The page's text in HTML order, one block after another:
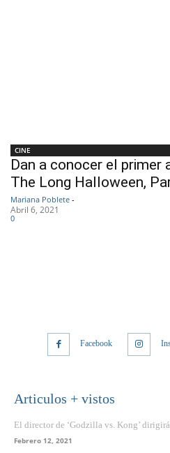
CINE
Dan a conocer el primer
The Long Halloween,
Mariana Poblete -
Abril 6, 2021
0
Facebook
Articulos + vistos
El director de ‘Godzilla vs. Kong’ dirigirá
Febrero 12, 2021